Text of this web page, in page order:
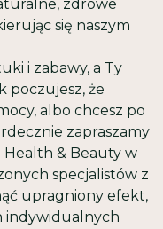
zdrowe
się naszym
i zabawy, a Ty
poczujesz, że
albo chcesz po
zapraszamy
Health & Beauty w
specjalistów z
upragniony efekt,
indywidualnych